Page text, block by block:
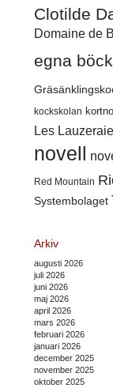
Clotilde
Domaine de
egna
kockskolan
Les
novell
Red Mountain
Systembolaget
Arkiv
augusti 2026
juli 2026
juni 2026
maj 2026
april 2026
mars 2026
februari 2026
januari 2026
december 2025
november 2025
oktober 2025